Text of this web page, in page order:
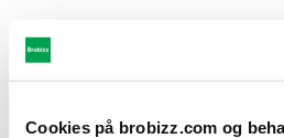
Cookies på brobizz.com og